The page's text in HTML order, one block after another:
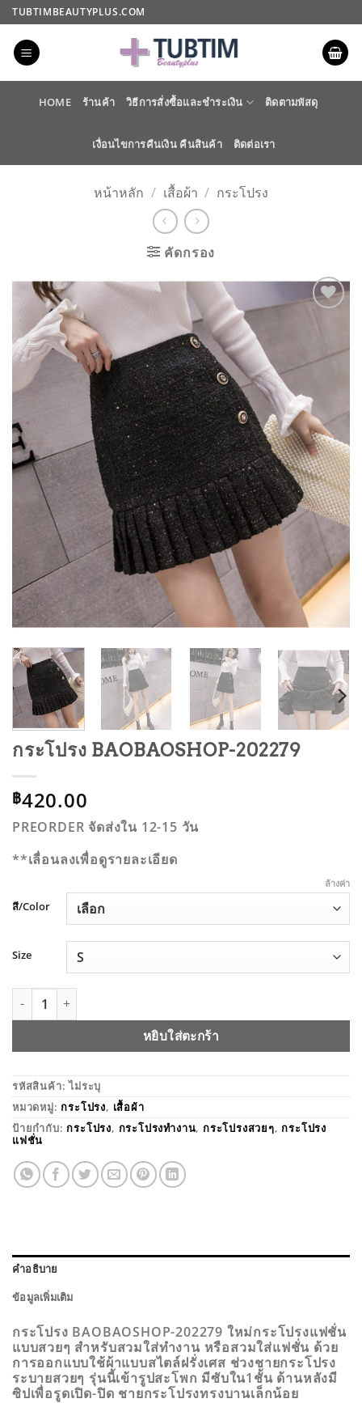
ข้าม
ไป
เนื้อหา
TUBTIMBEAUTYPLUS.COM
HOME ร้านค้า วิธีการสั่งซื้อและชำระเงิน ติดตามพัสดุ
เงื่อนไขการคืนเงิน คืนสินค้า ติดต่อเรา
หน้าหลัก / เสื้อผ้า / กระโปรง
คัดกรอง
กระโปรง BAOBAOSHOP-202279
฿420.00
PREORDER จัดส่งใน 12-15 วัน
**เลื่อนลงเพื่อดูรายละเอียด
สี/Color
Size
ล้างค่า
จำนวน กระโปรง BAOBAOSHOP-202279 ชิ้น
หยิบใส่ตะกร้า
รหัสสินค้า:ไม่ระบุ
หมวดหมู่:กระโปรง, เสื้อผ้า
ป้ายกำกับ:กระโปรง, กระโปรงทำงาน,กระโปรงสวยๆ,กระโปรง
แฟชั่น
คำอธิบาย
ข้อมูลเพิ่มเติม
กระโปรง BAOBAOSHOP-202279 ใหม่กระโปรงแฟชั่น
แบบสวยๆ สำหรับสวมใส่ทำงาน หรือสวมใส่แฟชั่น ด้วย
การออกแบบใช้ผ้าแบบสไตล์ฝรั่งเศส ช่วงชายกระโปรง
ระบายสวยๆ รุ่นนี้เข้ารูปสะโพก มีซับใน1ชั้น ด้านหลังมี
ซิปเพื่อรูดเปิด-ปิด ชายกระโปรงทรงบานเล็กน้อย